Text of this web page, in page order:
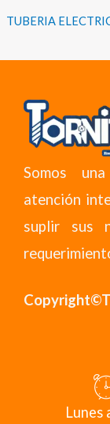
TUBERIA
Somos
atención
suplir sus
Lunes